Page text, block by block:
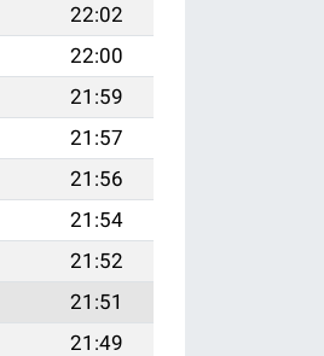
22:02
22:00
21:59
21:57
21:56
21:54
21:52
21:51
21:49